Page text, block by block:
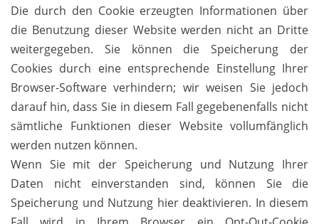
Die durch den Cookie erzeugten Informationen über
die Benutzung dieser Website werden nicht an Dritte
weitergegeben. Sie können die Speicherung der
Cookies durch eine entsprechende Einstellung Ihrer
Browser-Software verhindern; wir weisen Sie jedoch
darauf hin, dass Sie in diesem Fall gegebenenfalls nicht
sämtliche Funktionen dieser Website vollumfänglich
werden nutzen können.
Wenn Sie mit der Speicherung und Nutzung Ihrer
Daten nicht einverstanden sind, können Sie die
Speicherung und Nutzung hier deaktivieren. In diesem